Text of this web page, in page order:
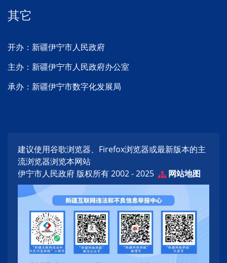
其它
开办：新疆伊宁市人民政府
主办：新疆伊宁市人民政府办公室
承办：新疆伊宁市数字化发展局
建议使用谷歌浏览器、Firefox浏览器或最新版本的主
流浏览器浏览本网站
伊宁市人民政府 版权所有 2002 - 2025
网站地图